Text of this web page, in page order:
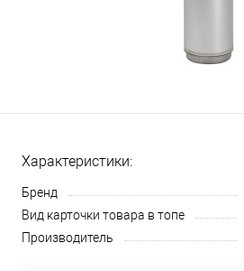
Характеристики:
Бренд
Вид карточки товара в топе
Производитель